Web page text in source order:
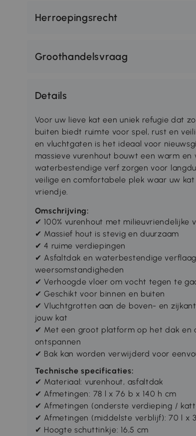
Herroepingsrecht
Groothandelsvraag
Details
Voor uw lieve kat een uniek refugie dat
buiten biedt ruimte voor spel, rust en
en vluchtgaten is het ideaal voor
massieve vurenhout bouwt een warm
waterbestendige verf zorgen voor
veilige en comfortabele plek waar uw
vriendje.
Omschrijving:
✔ 100% vurenhout met milieuvriendelijke
✔ Massief hout is stevig en duurzaam
✔ 4 ruime verdiepingen
✔ Asfaltdak en waterbestendige
weersomstandigheden
✔ Verhoogde vloer om vocht tegen te
✔ Geschikt voor binnen en buiten
✔ Vluchtgrotten aan de boven- en
jouw kat
✔ Met een groot platform op het dak en
ontspannen
✔ Bak kan worden verwijderd voor
Technische specificaties:
✔ Materiaal: vurenhout, asfaltdak
✔ Afmetingen: 78 l x 76 b x 140 h cm
✔ Afmetingen (onderste verdieping /
✔ Afmetingen (middelste verblijf): 70 l x
✔ Hoogte schuttinkje: 16,5 cm